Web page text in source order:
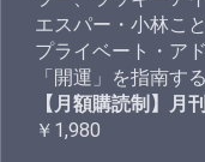
エスパー・小林こ
プライベート・ア
「開運」を指南す
【月額購読制】月
￥1,980